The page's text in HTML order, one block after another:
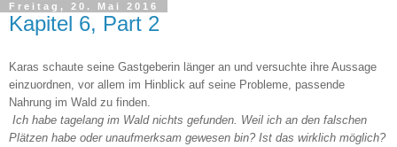
Freitag, 20. Mai 2016
Kapitel 6, Part 2
Karas schaute seine Gastgeberin länger an und versuchte ihre Aussage
einzuordnen, vor allem im Hinblick auf seine Probleme, passende
Nahrung im Wald zu finden.
Ich habe tagelang im Wald nichts gefunden. Weil ich an den falschen
Plätzen habe oder unaufmerksam gewesen bin? Ist das wirklich möglich?